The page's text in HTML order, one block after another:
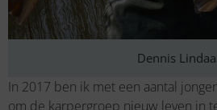
Dennis
In 2017 ben ik met een aantal
om de karpergroep nieuw leven in